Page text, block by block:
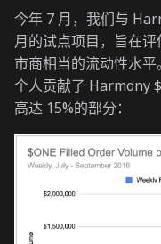
今年 7 月，我们与
月的试点项目，旨在
市商相当的流动性水
个人贡献了 Harmony
高达 15%的部分：